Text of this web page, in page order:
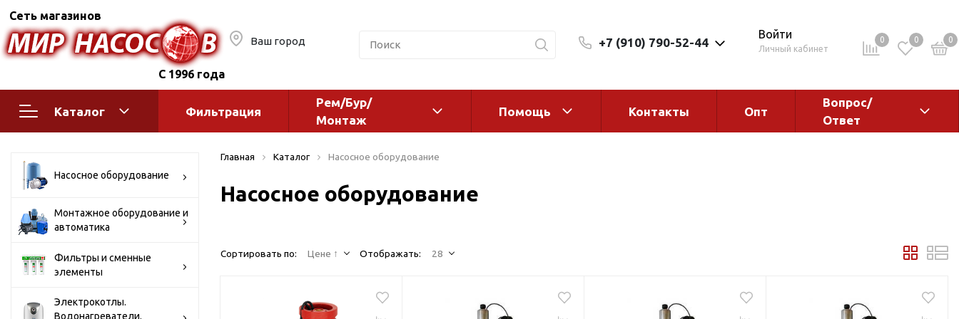
Сеть магазинов
С 1996 года
Ваш город +7 (910) 790-52-44
Войти
Личный кабинет
0 0 0
Каталог
Поверхностные насосы
Бытовые
Горизонтальные
многоступенчатые
многоступенчатые
моноблочные
Полив
водоснабжения
Оголовки и адаптеры
Магистральные фильтры
Фильтрация
Рем/Бур/
Монтаж
Помощь Контакты Опт
Вопрос/
Ответ
Насосное оборудование
Монтажное оборудование и
автоматика
Фильтры и сменные
элементы
Электрокотлы.
Водонагреватели.
Главная Каталог Насосное оборудование
Насосное оборудование
Сортировать по: Цене ↑ Отображать: 28